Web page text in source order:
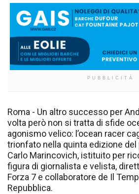
PUBBLICITÀ
Roma - Un altro successo per
volta però non si tratta di sfide
agonismo velico: l’ocean racer
trionfato nella quinta edizione
Carlo Marincovich, istituito per
figura di giornalista e velista,
Forza 7 e collaboratore de Il
Repubblica.